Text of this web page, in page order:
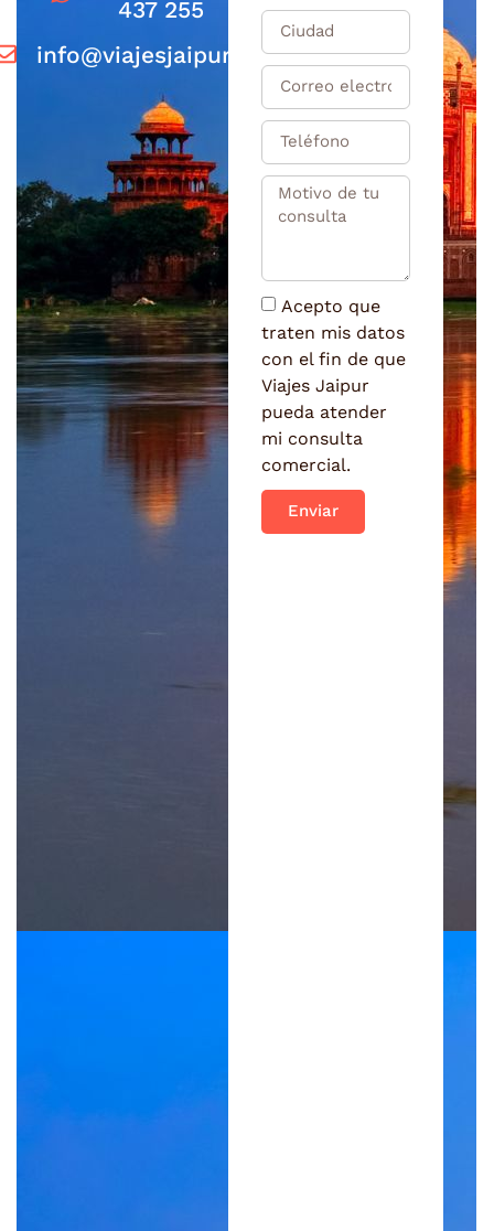
437 255
info@viajesjaipur.com
Acepto que
traten mis datos
con el fin de que
Viajes Jaipur
pueda atender
mi consulta
comercial.
Enviar